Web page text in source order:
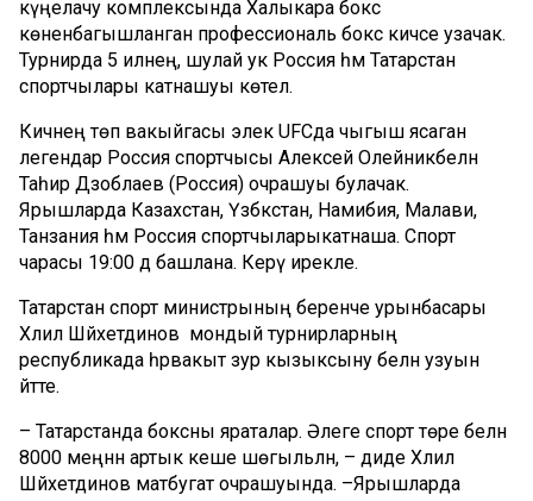
күңелачу комплексында Халыкара бокс
көненәбагышланган профессиональ бокс кичәсе узачак.
Турнирда 5 илнең, шулай ук Россия һәм Татарстан
спортчылары катнашуы көтелә.
Кичәнең төп вакыйгасы элек UFCда чыгыш ясаган
легендар Россия спортчысы Алексей Олейникбелән
Таһир Дзоблаев (Россия) очрашуы булачак.
Ярышларда Казахстан, Үзбәкстан, Намибия, Малави,
Танзания һәм Россия спортчыларыкатнаша. Спорт
чарасы 19:00 дә башлана. Керү ирекле.
Татарстан спорт министрының беренче урынбасары
Хәлил Шәйхетдинов мондый турнирларның
республикада һәрвакыт зур кызыксыну белән узуын
әйтте.
– Татарстанда боксны яраталар. Әлеге спорт төре белән
8000 меңнән артык кеше шөгыльләнә, – диде Хәлил
Шәйхетдинов матбугат очрашуында. –Ярышларда